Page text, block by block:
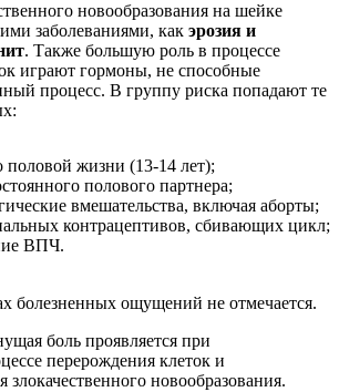
новообразования на шейке
заболеваниями, как эрозия и
. Также большую роль в процессе
играют гормоны, не способные
процесс. В группу риска попадают те
половой жизни (13-14 лет);
полового партнера;
вмешательства, включая аборты;
контрацептивов, сбивающих цикл;
ВПЧ.
болезненных ощущений не отмечается.
боль проявляется при
перерождения клеток и
новообразования.